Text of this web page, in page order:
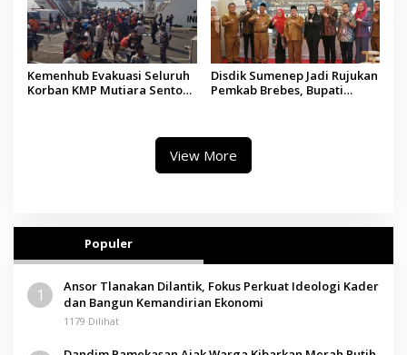
Kemenhub Evakuasi Seluruh
Korban KMP Mutiara Sentosa
Disdik Sumenep Jadi Rujukan
Pemkab Brebes, Bupati
View More
Populer
1
Ansor Tlanakan Dilantik, Fokus Perkuat Ideologi Kader
dan Bangun Kemandirian Ekonomi
1179 Dilihat